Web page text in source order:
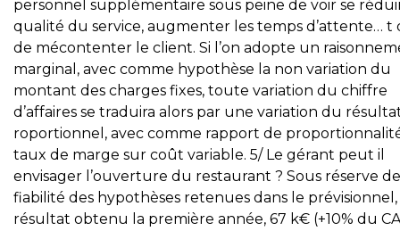
personnel supplémentaire sous peine de voir se
qualité du service, augmenter les temps d’attente… t
de mécontenter le client. Si l’on adopte un
marginal, avec comme hypothèse la non variation du
montant des charges fixes, toute variation du chiffre
d’affaires se traduira alors par une variation du
roportionnel, avec comme rapport de
taux de marge sur coût variable. 5/ Le gérant peut il
envisager l’ouverture du restaurant ? Sous réserve
fiabilité des hypothèses retenues dans le
résultat obtenu la première année, 67 k€ (+10% du